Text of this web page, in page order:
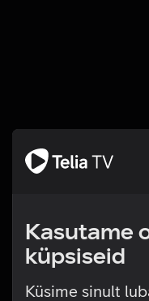
Kasutame
küpsiseid
Küsime sinult